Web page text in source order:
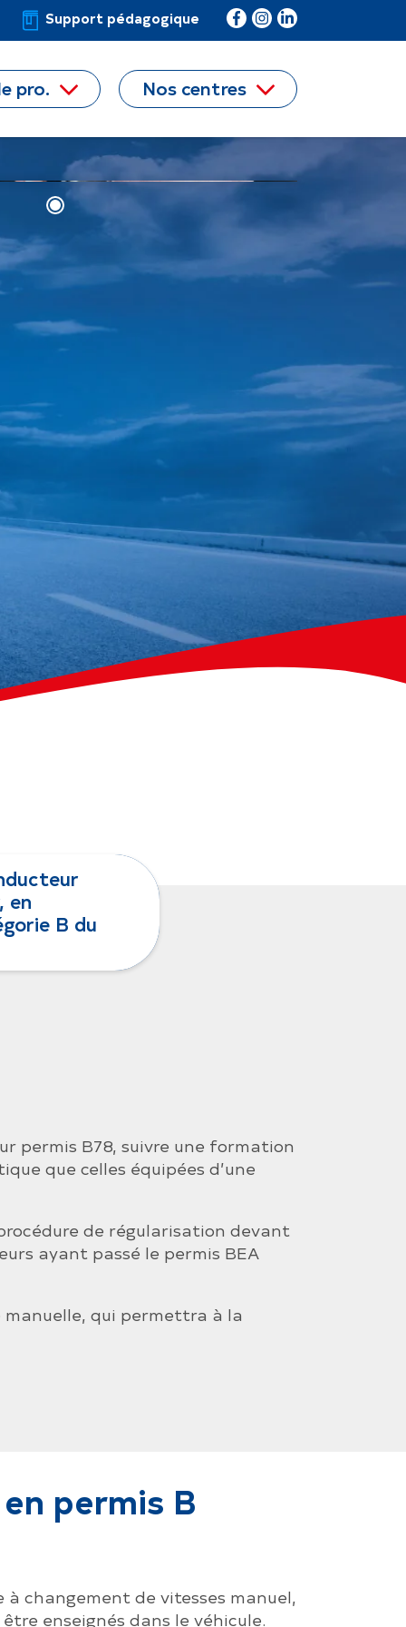
Support pédagogique
Facebook
Instagram
LinkedIn
pro. Nos centres
en
B du
permis B78, suivre une formation
que celles équipées d’une
de régularisation devant
ayant passé le permis BEA
manuelle, qui permettra à la
permis B
changement de vitesses manuel,
enseignés dans le véhicule.